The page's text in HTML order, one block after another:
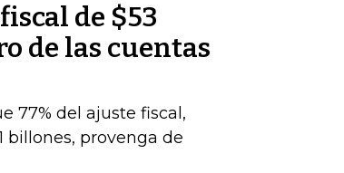
de $53
de las cuentas
77% del ajuste fiscal,
billones, provenga de